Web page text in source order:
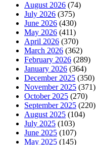
August 2026 (74)
July 2026 (375)
June 2026 (430)
May 2026 (411)
April 2026 (370)
March 2026 (362)
February 2026 (289)
January 2026 (364)
December 2025 (350)
November 2025 (371)
October 2025 (270)
September 2025 (220)
August 2025 (104)
July 2025 (103)
June 2025 (107)
May 2025 (145)